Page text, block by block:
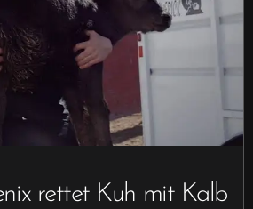
rettet Kuh mit Kalb